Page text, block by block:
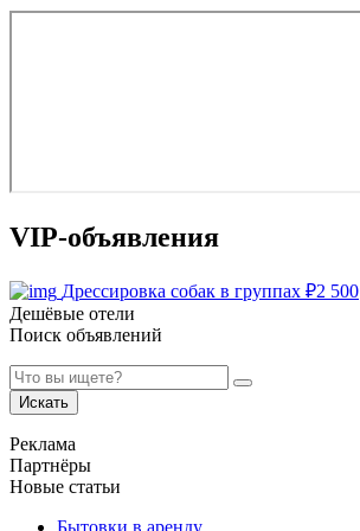
VIP-объявления
Дрессировка собак в группах ₽2 500
Дешёвые отели
Поиск объявлений
Искать
Реклама
Партнёры
Новые статьи
Бытовки в аренду